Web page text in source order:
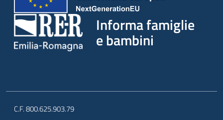
Informa famiglie
e bambini
C.F. 800.625.903.79